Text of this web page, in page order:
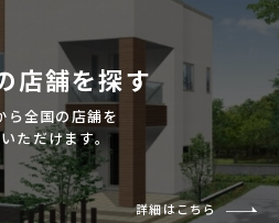
店舗を探す
ら全国の店舗を
ただけます。
詳細はこちら